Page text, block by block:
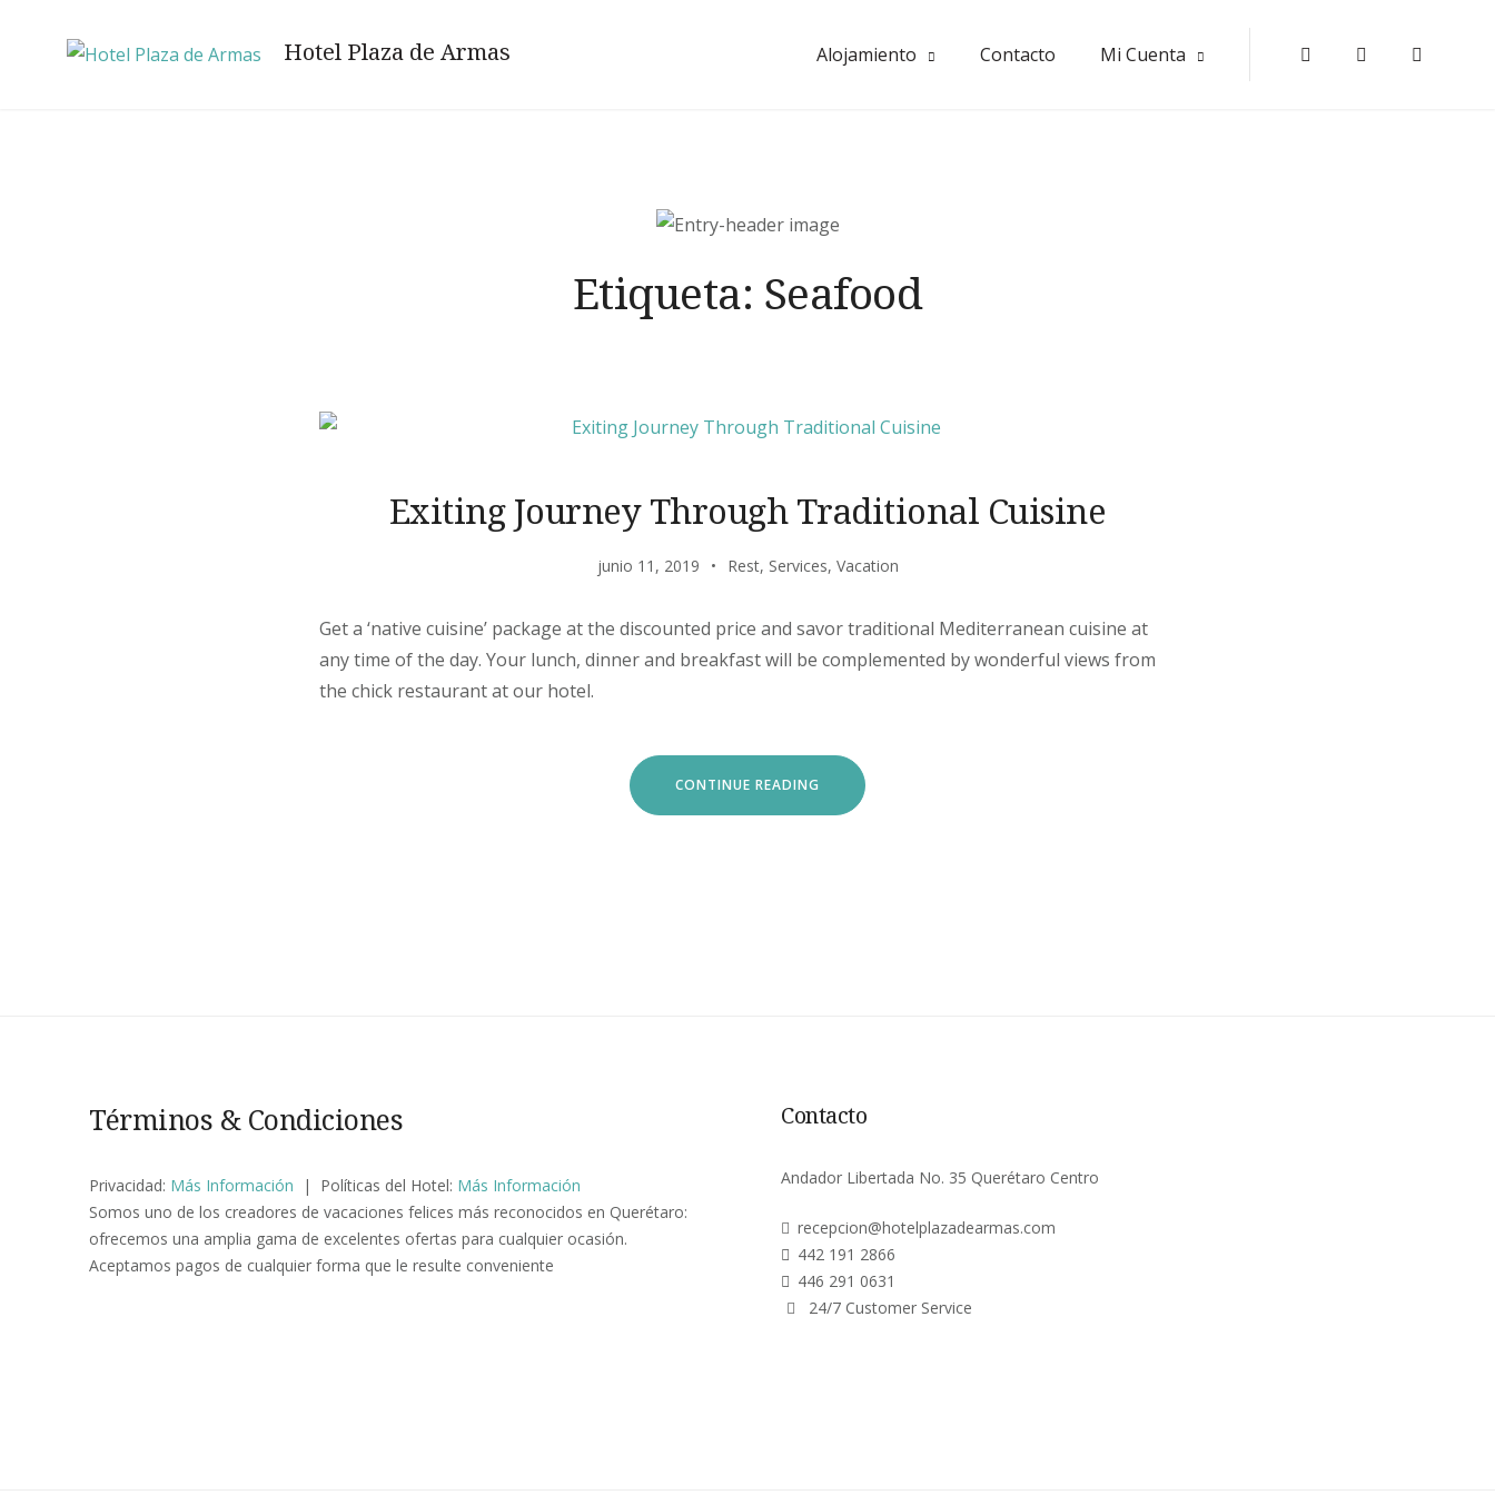
Hotel Plaza de Armas Alojamiento Contacto Mi Cuenta InstagramTripadvisor
Etiqueta: Seafood
Exiting Journey Through Traditional Cuisine
junio 11, 2019 Rest, Services, Vacation
Get a ‘native cuisine’ package at the discounted price and savor traditional Mediterranean cuisine at
any time of the day. Your lunch, dinner and breakfast will be complemented by wonderful views from
the chick restaurant at our hotel.
CONTINUE READING “EXITING
JOURNEY
THROUGH
Términos & Condiciones
Privacidad: Más Información | Políticas del Hotel: Más Información
Somos uno de los creadores de vacaciones felices más reconocidos en Querétaro:
ofrecemos una amplia gama de excelentes ofertas para cualquier ocasión.
Aceptamos pagos de cualquier forma que le resulte conveniente
Contacto
Andador Libertada No. 35 Querétaro Centro
recepcion@hotelplazadearmas.com
442 191 2866
446 291 0631
24/7 Customer Service